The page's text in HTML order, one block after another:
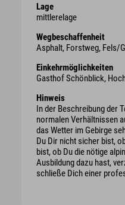
Lage
mittlerelage
Wegbeschaffenheit
Asphalt, Forstweg, Fels/
Einkehrmöglichkeiten
Gasthof Schönblick,
Hinweis
In der Beschreibung der
normalen Verhältnissen
das Wetter im Gebirge
Du Dir nicht sicher bist,
bist, ob Du die nötige
Ausbildung dazu hast,
schließe Dich einer